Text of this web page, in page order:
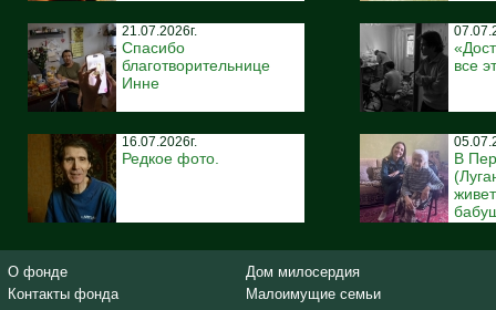
21.07.2026г.
Спасибо
благотворительнице
Инне
16.07.2026г.
Редкое фото.
все
В
О фонде
Контакты фонда
Дом милосердия
Малоимущие семьи